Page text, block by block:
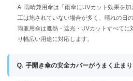
A. 雨晴兼用傘は「雨傘にUVカット効果を
工は施されていない場合が多く、晴れの日
雨兼用傘は遮熱・遮光・UVカットすべてに
り幅広い用途に対応します。
Q. 手開き傘の安全カバーがうまく止まり